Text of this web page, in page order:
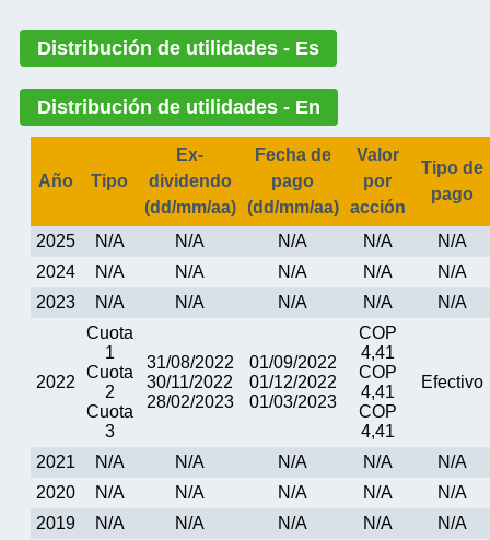
Distribución de utilidades - Es
Distribución de utilidades - En
Año Tipo
Ex-
dividendo
(dd/mm/aa)
Fecha de
pago
(dd/mm/aa)
Valor
por
acción
Tipo de
pago
2025 N/A N/A N/A N/A
N/A
2024
N/A N/A N/A N/A
N/A
2023
N/A N/A N/A N/A N/A
2022
Cuota
1
Cuota
2
Cuota
3
31/08/2022
30/11/2022
28/02/2023
01/09/2022
01/12/2022
01/03/2023
COP
4,41
COP
4,41
COP
4,41
Efectivo
2021 N/A N/A N/A N/A
N/A
2020
N/A N/A N/A N/A
N/A
2019
N/A N/A N/A N/A
N/A